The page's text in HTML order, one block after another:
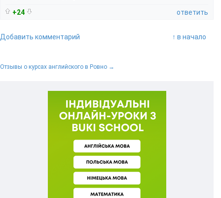
+24 ответить
Добавить комментарий ↑ в начало
Отзывы о курсах английского в Ровно →